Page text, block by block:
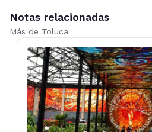
Notas relacionadas
Más de Toluca